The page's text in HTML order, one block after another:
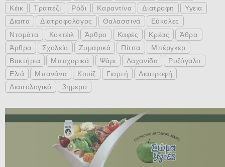
Κέικ
Τραπέζι Ρόδι Καραντίνα Διατροφη
Υγεια
Διαιτα
Διατροφολόγος Θαλασσινά
Εύκολες
Ντομάτα
Κοκτέιλ Άρθρο Καφές Κρέας
Άθρα
Άρθρα
Σχολείο Ζυμαρικά Πίτσα
Μπέργκερ
Βακτήρια
Μπαχαρικά Ψάρι Λαχανίδα
Ρυζόγαλο
Ελιά
Μπανάνα Κουίζ Γιορτή
Διαιτροφή
Διαιτολογικό
3ημερο